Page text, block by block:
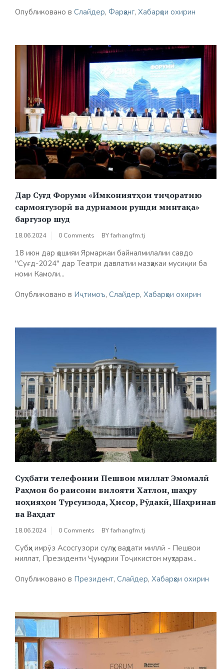
Опубликовано в Слайдер, Фарҳанг, Хабарҳои охирин
Дар Суғд Форуми «Имкониятҳои тиҷоратию
сармоягузорӣ ва дурнамои рушди минтақа»
баргузор шуд
18.06.2024 0 Comments BYfarhangfm.tj
18 июн дар ҳошияи Ярмаркаи байналмилалии савдо
"Суғд-2024" дар Театри давлатии мазҳакаи мусиқии ба
номи Камоли...
Опубликовано в Иҷтимоъ, Слайдер, Хабарҳои охирин
Суҳбати телефонии Пешвои миллат Эмомалӣ
Раҳмон бо раисони вилояти Хатлон, шаҳру
ноҳияҳои Турсунзода, Ҳисор, Рӯдакӣ, Шаҳринав
ва Ваҳдат
18.06.2024 0 Comments BYfarhangfm.tj
Субҳи имрӯз Асосгузори сулҳу ваҳдати миллӣ - Пешвои
миллат, Президенти Ҷумҳурии Тоҷикистон муҳтарам...
Опубликовано в Президент, Слайдер, Хабарҳои охирин